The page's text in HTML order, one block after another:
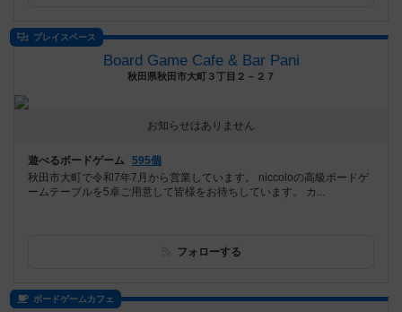
プレイスペース
Board Game Cafe & Bar Pani
秋田県秋田市大町３丁目２－２７
お知らせはありません
遊べるボードゲーム 595個
秋田市大町で令和7年7月から営業しています。 niccoloの高級ボードゲ
ームテーブルを5卓ご用意して皆様をお待ちしています。 カ...
フォローする
ボードゲームカフェ